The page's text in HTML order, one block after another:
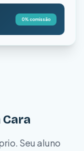
0% comissão
Cara
Seu aluno